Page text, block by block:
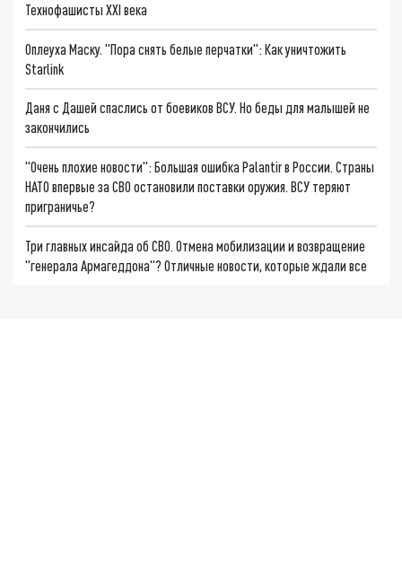
Технофашисты XXI века
Оплеуха Маску. "Пора снять белые перчатки": Как уничтожить
Starlink
Даня с Дашей спаслись от боевиков ВСУ. Но беды для малышей не
закончились
"Очень плохие новости": Большая ошибка Palantir в России. Страны
НАТО впервые за СВО остановили поставки оружия. ВСУ теряют
приграничье?
Три главных инсайда об СВО. Отмена мобилизации и возвращение
"генерала Армагеддона"? Отличные новости, которые ждали все